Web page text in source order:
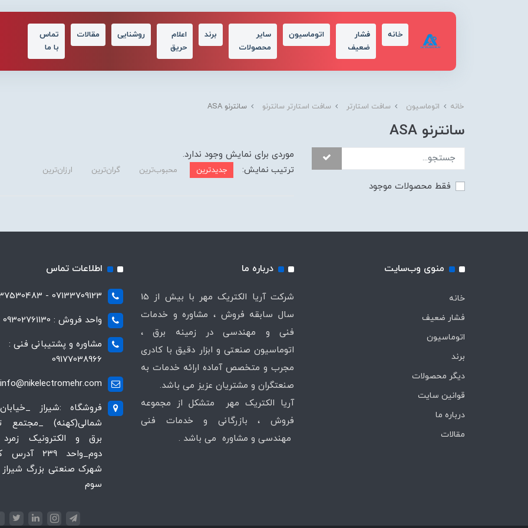
خانه
فشار
ضعیف
اتوماسیون
سایر
محصولات
برند
اعلام
حریق
روشنایی مقالات
تماس
با ما
خانه اتوماسیون سافت استارتر سافت استارتر سانترنو سانترنو ASA
سانترنو ASA
فقط محصولات موجود
موردی برای نمایش وجود ندارد.
ترتیب نمایش: جدیدترین محبوب‌ترین گران‌ترین ارزان‌ترین
منوی وب‌سایت
خانه
فشار ضعیف
اتوماسیون
برند
دیگر محصولات
قوانین سایت
درباره ما
مقالات
درباره ما
شرکت آریا الکتریک مهر با بیش از 15
سال سابقه فروش ، مشاوره و خدمات
فنی و مهندسی در زمینه برق ،
اتوماسیون صنعتی و ابزار دقیق با کادری
مجرب و متخصص آماده ارائه خدمات به
صنعتگران و مشتریان عزیز می باشد.
آریا الکتریک مهر متشکل از مجموعه
فروش ، بازرگانی و خدمات فنی
مهندسی و مشاوره می باشد .
اطلاعات تماس
07133709123 - 07137530483
واحد فروش : 09302761130
مشاوره و پشتیبانی فنی :
09177038966
info@nikelectromehr.com
فروشگاه :شیراز
شمالی(کهنه)
برق و الکترونیک
دوم_واحد 239
شهرک صنعتی بزرگ شیراز
سوم